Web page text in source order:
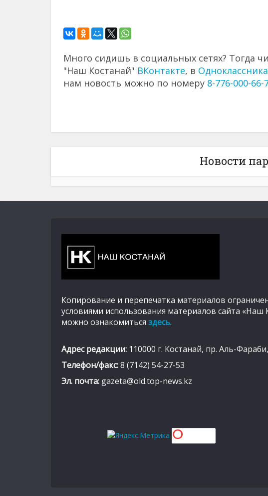
Много сидишь в социальных сетях? Тогда
"Наш Костанай" ВКонтакте, в
нам новость можно по номеру 8-776-000-66-
Новости
Копирование и перепечатка материалов
условиями использования материалов сайта «Наш
можно ознакомиться здесь.
Адрес редакции: 110000 г. Костанай, пр. Аль-
Телефон/факс:8 (7142) 54-27-53
Эл. почта: gazeta@old.top-news.kz